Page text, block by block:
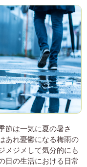
節は一気に夏の暑さ
あれ憂鬱になる梅雨の
メジメして気分的にも
日の生活における日常